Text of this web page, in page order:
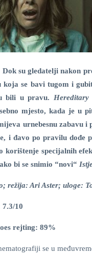
su gledatelji nakon
koja se bavi tugom i
bili u pravu. Hereditary
mjesto, kada je u
urnebesnu zabavu
i đavo po pravilu dođe
korištenje specijalnih
bi se snimio “novi“
režija: Ari Aster; uloge:
10
rejting: 89%
se u